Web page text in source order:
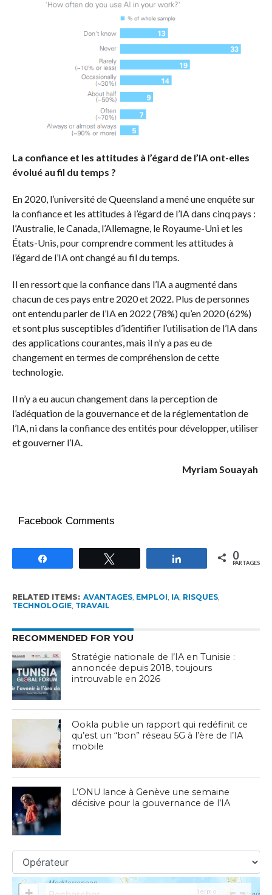
La confiance et les attitudes à l’égard de l’IA ont-elles
évolué au fil du temps ?
En 2020, l’université de Queensland a mené une enquête sur
la confiance et les attitudes à l’égard de l’IA dans cinq pays :
l’Australie, le Canada, l’Allemagne, le Royaume-Uni et les
États-Unis, pour comprendre comment les attitudes à
l’égard de l’IA ont changé au fil du temps.
Il en ressort que la confiance dans l’IA a augmenté dans
chacun de ces pays entre 2020 et 2022. Plus de personnes
ont entendu parler de l’IA en 2022 (78%) qu’en 2020 (62%)
et sont plus susceptibles d’identifier l’utilisation de l’IA dans
des applications courantes, mais il n’y a pas eu de
changement en termes de compréhension de cette
technologie.
Il n’y a eu aucun changement dans la perception de
l’adéquation de la gouvernance et de la réglementation de
l’IA, ni dans la confiance des entités pour développer, utiliser
et gouverner l’IA.
Myriam Souayah
Facebook Comments
Partagez 0
PARTAGES
RELATED ITEMS: AVANTAGES, EMPLOI, IA, RISQUES,
TECHNOLOGIE, TRAVAIL
RECOMMENDED FOR YOU
Stratégie nationale de l’IA en Tunisie :
annoncée depuis 2018, toujours
introuvable en 2026
Ookla publie un rapport qui redéfinit ce
qu’est un “bon” réseau 5G à l’ère de l’IA
mobile
L’ONU lance à Genève une semaine
décisive pour la gouvernance de l’IA